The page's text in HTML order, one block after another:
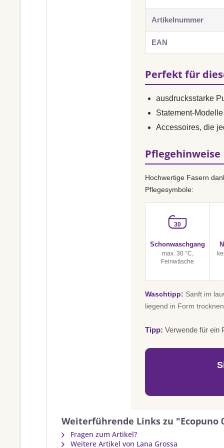
Artikelnummer
EAN
Perfekt für
ausdrucksstarke
Statement-
Accessoires, die
Pflegehinweise
Hochwertige Fasern
Pflegesymbole:
30
Schonwaschgang
max. 30 °C,
Feinwäsche
Waschtipp: Sanft im
liegend in Form
Tipp: Verwende für ein
Weiterführende Links zu "Ecopuno
Fragen zum Artikel?
Weitere Artikel von Lana Grossa